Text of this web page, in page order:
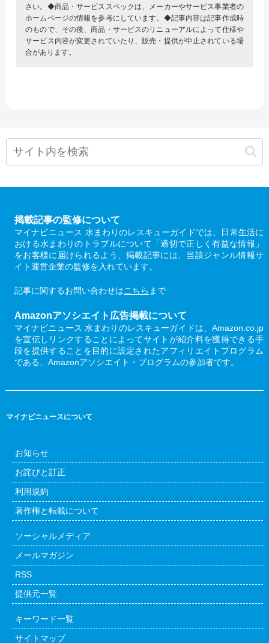
さい。◆商品・サービススペックは、メーカーやサービス事業者の
ホームページの情報を参考にしています。◆記事内容は記事作成時
のもので、その後、商品・サービスのリニューアルによって仕様や
サービス内容が変更されていたり、販売・提供が中止されている場
合があります。
掲載記事の監修について
マイナビニュース 水まわりのレスキューガイドでは、日常生活に
おける水まわりのトラブルについて「適切で正しく有益な情報」
をお客様に届けられるよう、掲載記事には、当該ジャンル情報サ
イト運営企業の監修を入れています。
記事に関するお問い合わせはこちら まで
Amazonアソシエイト広告掲載について
マイナビニュース 水まわりのレスキューガイドは、Amazon.co.jp
を宣伝しリンクすることによってサイトが紹介料を獲得できる手
段を提供することを目的に設定されたアフィリエイトプログラム
である、Amazonアソシエイト・プログラムの参加者です。
マイナビニュースについて
お知らせ
お詫びと訂正
利用規約
著作権と転載について
ソーシャルメディア
メールマガジン
RSS
提供元一覧
キーワード一覧
サイトマップ